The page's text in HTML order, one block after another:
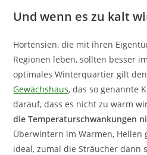
Und wenn es zu kalt
Hortensien, die mit ihren
Regionen leben, sollten besser
optimales Winterquartier gilt
Gewächshaus, das so genannte
darauf, dass es nicht zu warm
die Temperaturschwankungen
Überwintern im Warmen, Hellen
ideal, zumal die Sträucher dann